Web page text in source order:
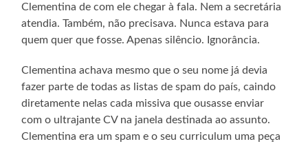
Clementina de com ele chegar à fala. Nem a secretária
atendia. Também, não precisava. Nunca estava para
quem quer que fosse. Apenas silêncio. Ignorância.
Clementina achava mesmo que o seu nome já devia
fazer parte de todas as listas de spam do país, caindo
diretamente nelas cada missiva que ousasse enviar
com o ultrajante CV na janela destinada ao assunto.
Clementina era um spam e o seu curriculum uma peça